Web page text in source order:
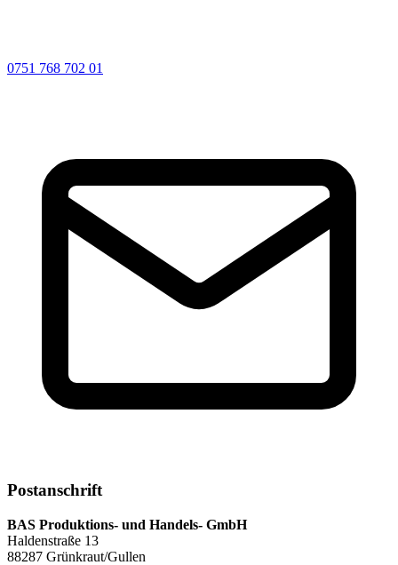
0751 768 702 01
Postanschrift
BAS Produktions- und Handels- GmbH
Haldenstraße 13
88287 Grünkraut/Gullen